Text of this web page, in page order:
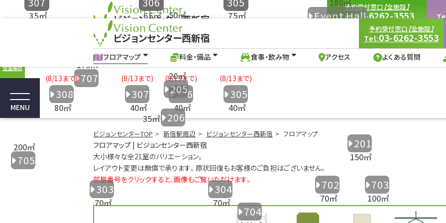
ビジョンセンター西新宿
予約受付窓口【全施設】
Tel:03-6262-3553
フロアマップ｜新宿駅の貸し会議室、イベントホール｜ビジョンセンター西新宿
フロアマップ 料金・備品 よくある質問
空室確認
MENU
ビジョンセンター西新宿
予約受付窓口【全施設】
Tel:03-6262-3553
フロアマップ 料金・備品 食事・飲み物 アクセス よくある質問
ビジョンセンターTOP 新宿駅周辺 ビジョンセンター西新宿 フロアマップ
フロアマップ | ビジョンセンター西新宿
大小様々な全21室のバリエーション。
レイアウト変更は無償で承ります。原状回復もお客様のご負担はございません。
部屋番号をクリックすると、画像もご覧いただけます。
Vision Hall
702
703
704
705
707
303 304
305
306
307
308
201
201控室
203
204
205
206
Event Hall